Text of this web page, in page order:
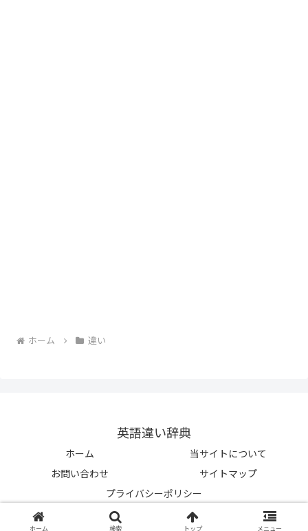
ホーム 違い
英語違い辞典
ホーム
当サイトについて
お問い合わせ
サイトマップ
プライバシーポリシー
© 2023-2026 英語違い辞典.
ホーム 検索 トップ メニュー